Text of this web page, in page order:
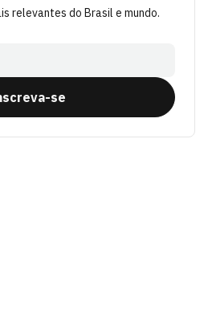
relevantes do Brasil e mundo.
se